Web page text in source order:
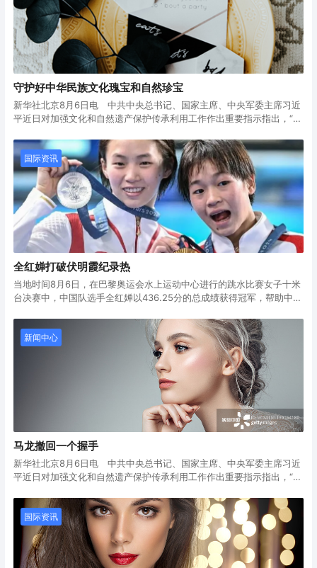
有！”最后，7个裁判都给了10分，全红婵第一跳拿到90.00分的满分，
全场欢呼。
守护好中华民族文化瑰宝和自然珍宝
新华社北京8月6日电 中共中央总书记、国家主席、中央军委主席习近
平近日对加强文化和自然遗产保护传承利用工作作出重要指示指出，“北
群”、“中国黄（渤）海候鸟栖息地（第二期）”成功列入《世界遗产名
录》，对于建设物质文明和精神文明相协调、人与自然和谐共生的中国
式现代化具有积极意义，为世界文明百花园增添了绚丽的色彩。
整体性、系统性保护，切实提高遗产保护能力和水平，守护好中华民族
的文化瑰宝和自然珍宝。要持续加强文化和自然遗产传承、利用工作，
使其在新时代焕发新活力、绽放新光彩，更好满足人民群众的美好生活
需求。要加强文化和自然遗产领域国际交流合作，用实际行动为践行全
球文明倡议、推动构建人类命运共同体作出新的更大贡献。
国际资讯
全红婵打破伏明霞纪录热
当地时间8月6日，在巴黎奥运会水上运动中心进行的跳水比赛女子十米
台决赛中，中国队选手全红婵以436.25分的总成绩获得冠军，帮助中国
目女子10米跳台决赛中，中国选手全红婵获得金牌，另一名中国选手陈
芋汐获得银牌。新华社
全红婵第一轮获得满分
全红婵第一跳丝滑入水，解说直接惊呼，“太漂亮了，一点水花都没
有！”最后，7个裁判都给了10分，全红婵第一跳拿到90.00分的满分，
新闻中心
马龙撤回一个握手
新华社北京8月6日电 中共中央总书记、国家主席、中央军委主席习近
平近日对加强文化和自然遗产保护传承利用工作作出重要指示指出，“北
群”、“中国黄（渤）海候鸟栖息地（第二期）”成功列入《世界遗产名
录》，对于建设物质文明和精神文明相协调、人与自然和谐共生的中国
式现代化具有积极意义，为世界文明百花园增添了绚丽的色彩。
国际资讯